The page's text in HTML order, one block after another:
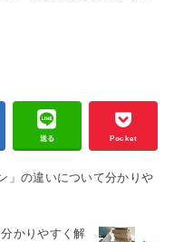
送る Pocket
」の違いについて分かりや
かりやすく解